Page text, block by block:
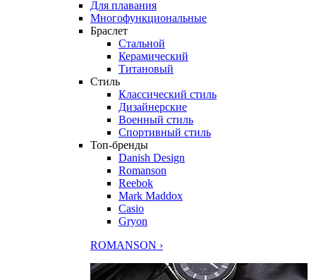
Для плавания
Многофункциональные
Браслет
Стальной
Керамический
Титановый
Стиль
Классический стиль
Дизайнерские
Военный стиль
Спортивный стиль
Топ-бренды
Danish Design
Romanson
Reebok
Mark Maddox
Casio
Gryon
ROMANSON ›